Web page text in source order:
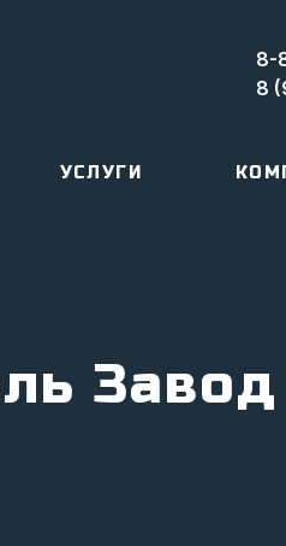
8-
8
УСЛУГИ
Завод